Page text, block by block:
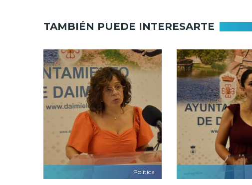
TAMBIÉN PUEDE INTERESARTE
Política